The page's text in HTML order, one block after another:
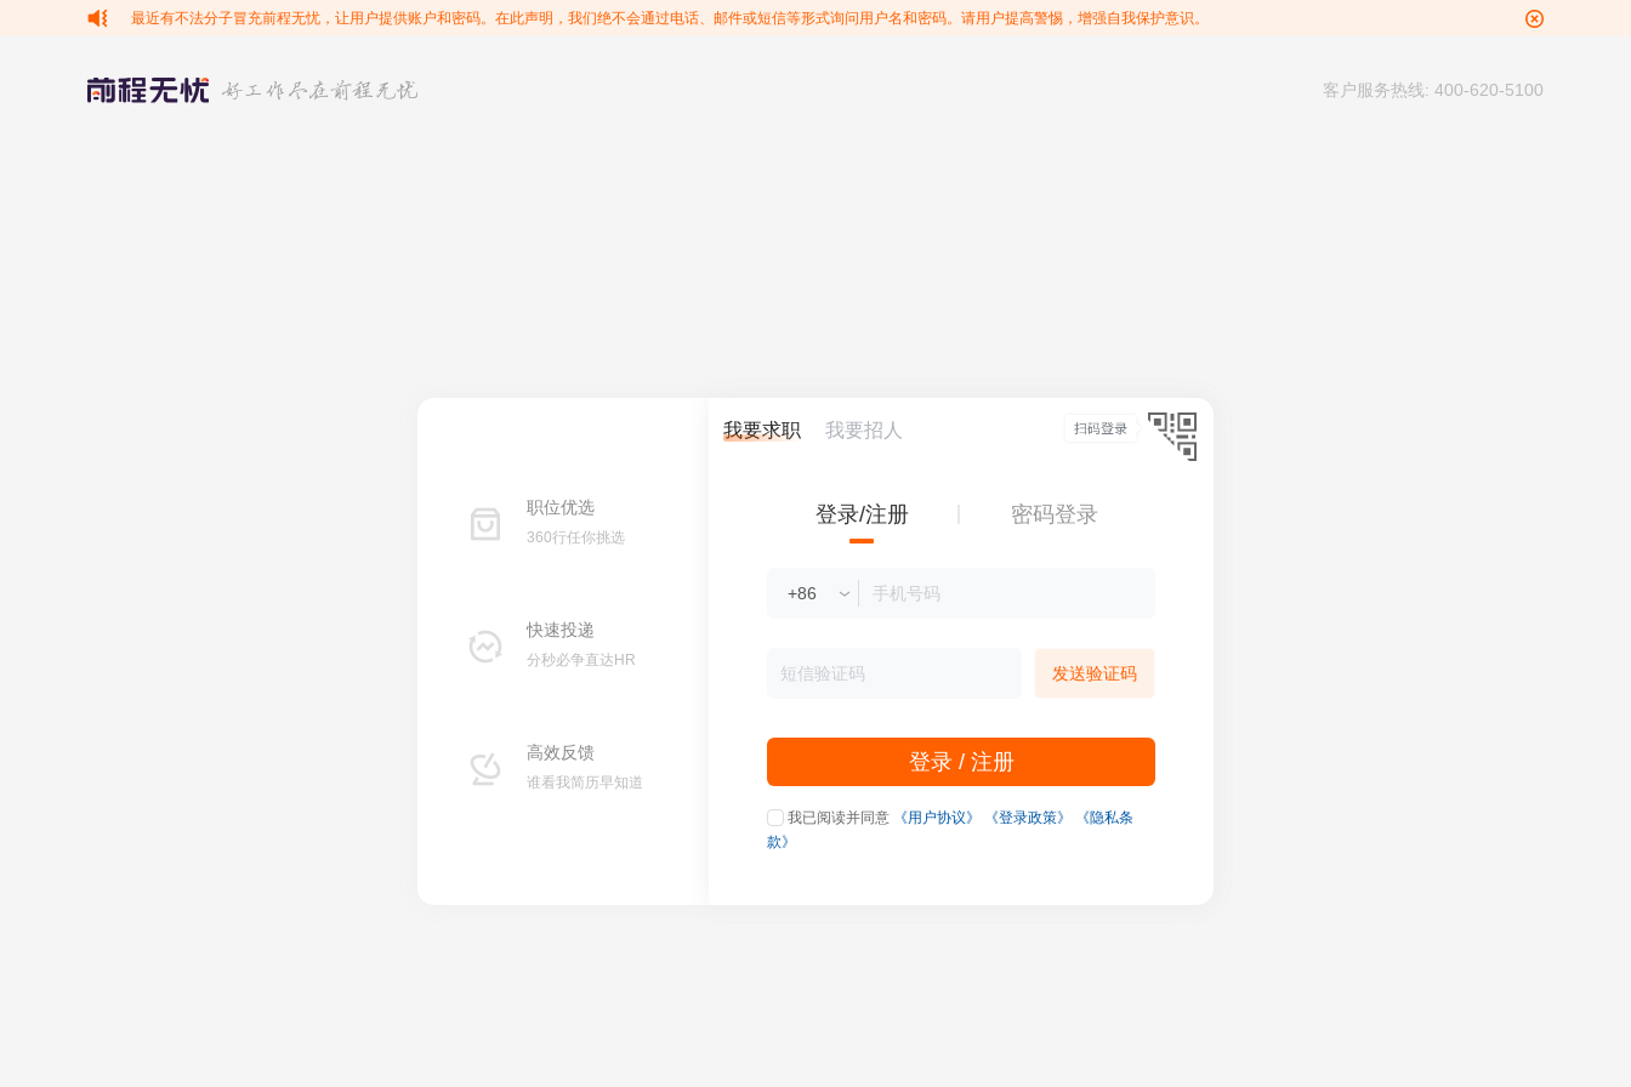
最近有不法分子冒充前程无忧，让用户提供账户和密码。在此声明，我们绝不会通过电话、邮件或短信等形式询问用户名和密码。请用户提高警惕，增强自我保护意识。
客户服务热线: 400-620-5100
职位优选
360行任你挑选
快速投递
分秒必争直达HR
高效反馈
谁看我简历早知道
我要求职 我要招人
登录/注册 密码登录
发送验证码
登录 / 注册
我已阅读并同意 《用户协议》 《登录政策》
《隐私条
款》